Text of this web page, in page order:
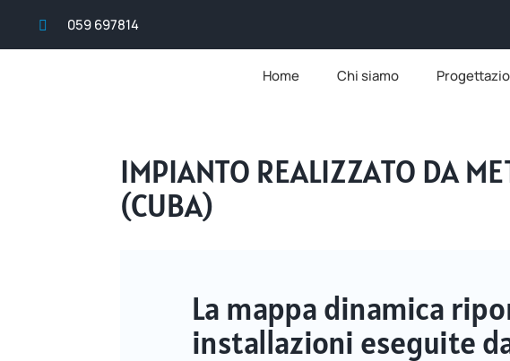
 059 697814
Home Chi siamo
IMPIANTO REALIZZATO DA
(CUBA)
La mappa dinamica
installazioni eseguite da